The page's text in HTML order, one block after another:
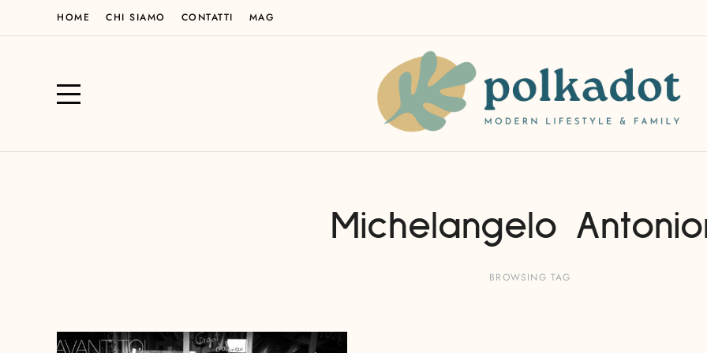
HOME CHI SIAMO CONTATTI MAG
Michelangelo
BROWSING TAG